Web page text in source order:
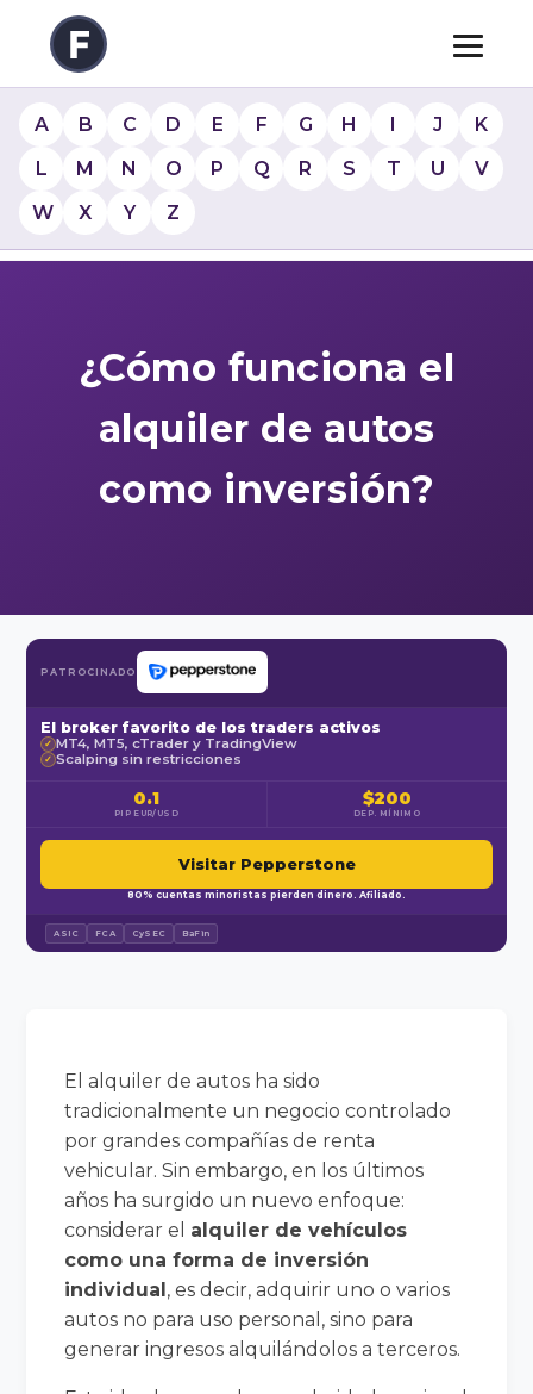
A B C D E F G H I J
K
L
M N O P Q R S T U
V
W
X Y Z
¿Cómo funciona el
alquiler de autos
como inversión?
PATROCINADO
El broker favorito de los traders activos
✓ MT4, MT5, cTrader y TradingView
✓ Scalping sin restricciones
0.1
PIP EUR/USD
$200
DEP. MÍNIMO
Visitar Pepperstone
80% cuentas minoristas pierden dinero. Afiliado.
ASIC FCA CySEC BaFin
El alquiler de autos ha sido
tradicionalmente un negocio controlado
por grandes compañías de renta
vehicular. Sin embargo, en los últimos
años ha surgido un nuevo enfoque:
considerar el alquiler de vehículos
como una forma de inversión
individual, es decir, adquirir uno o varios
autos no para uso personal, sino para
generar ingresos alquilándolos a terceros.